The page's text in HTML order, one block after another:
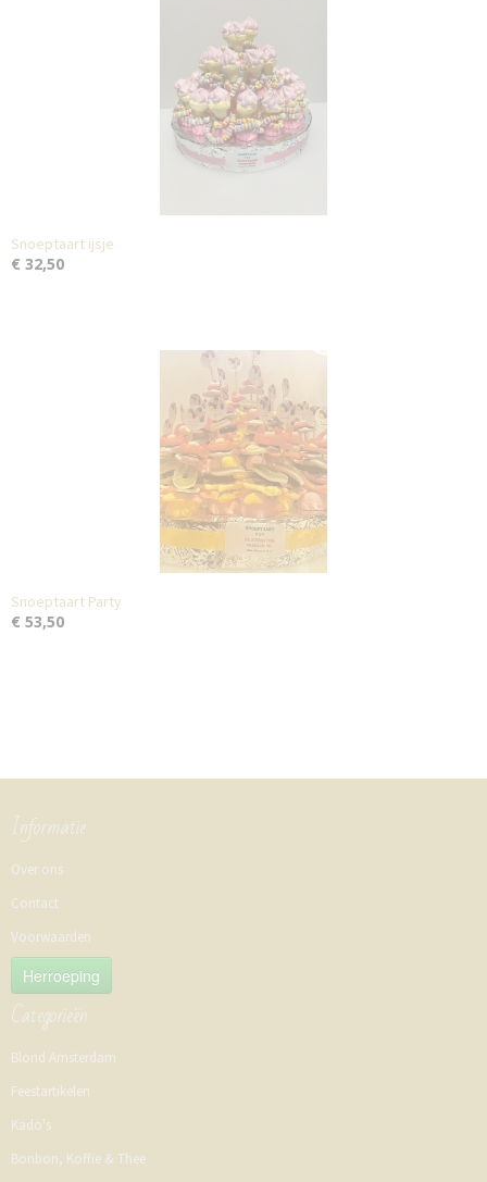
Snoeptaart ijsje
€ 32,50
Snoeptaart Party
€ 53,50
Informatie
Over ons
Contact
Voorwaarden
Herroeping
Categorieën
Blond Amsterdam
Feestartikelen
Kado's
Bonbon, Koffie & Thee